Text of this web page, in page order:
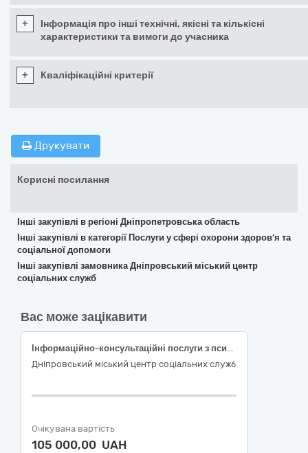
+
Інформація про інші технічні, якісні та кількісні
характеристики та вимоги до учасника
+ Кваліфікаційні критерії
Друкувати
Корисні посилання
Інші закупівлі в регіоні Дніпропетровська область
Інші закупівлі в категорії Послуги у сфері охорони здоров’я та
соціальної допомоги
Інші закупівлі замовника Дніпровський міський центр
соціальних служб
Вас може зацікавити
Інформаційно-консультаційні послуги з психології, психологічна допомога фахівця/спеціаліста задіяного у функціонуванні Cлужби підтримки сімей з дітьми Дніпровського міського центру соціальних служб, в рамках реалізації проекту UNICEF «UKR/MOU20251181. Надання підтримки стосовно забезпечення соціальними послугами сімей з дітьми в місті Дніпро»
Дніпровський міський центр соціальних служб
Очікувана вартість
105 000,00 UAH